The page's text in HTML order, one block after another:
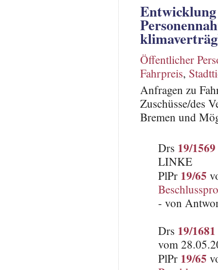
Öffentlicher
Fahrpreis,
Anfragen zu
Zuschüsse/des
Bremen und
Drs 19/1569
LINKE
PlPr 19/65
- von
Drs 19/1681
vom
PlPr 19/65